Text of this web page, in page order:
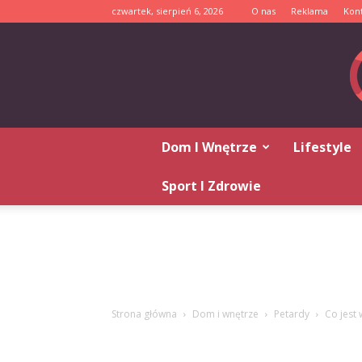
czwartek, sierpień 6, 2026 O nas Reklama
Dom I Wnętrze Lifestyle
Sport I Zdrowie
Strona główna Dom i wnętrze Petardy Co jest